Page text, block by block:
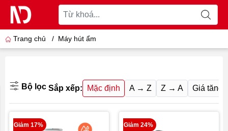
Trang chủ / Máy hút ẩm
Bộ lọc Sắp xếp: Mặc định A → Z Z → A Giá tăng
Giảm 17% Giảm 24%